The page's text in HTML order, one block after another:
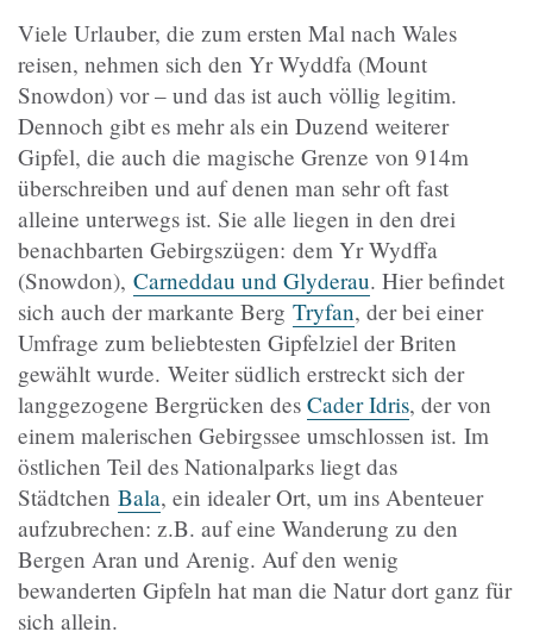
Viele Urlauber, die zum ersten Mal nach Wales
reisen, nehmen sich den Yr Wyddfa (Mount
Snowdon) vor – und das ist auch völlig legitim.
Dennoch gibt es mehr als ein Duzend weiterer
Gipfel, die auch die magische Grenze von 914m
überschreiben und auf denen man sehr oft fast
alleine unterwegs ist. Sie alle liegen in den drei
benachbarten Gebirgszügen: dem Yr Wydffa
(Snowdon), Carneddau und Glyderau. Hier befindet
sich auch der markante Berg Tryfan, der bei einer
Umfrage zum beliebtesten Gipfelziel der Briten
gewählt wurde. Weiter südlich erstreckt sich der
langgezogene Bergrücken des Cader Idris, der von
einem malerischen Gebirgssee umschlossen ist. Im
östlichen Teil des Nationalparks liegt das
Städtchen Bala, ein idealer Ort, um ins Abenteuer
aufzubrechen: z.B. auf eine Wanderung zu den
Bergen Aran und Arenig. Auf den wenig
bewanderten Gipfeln hat man die Natur dort ganz für
sich allein.